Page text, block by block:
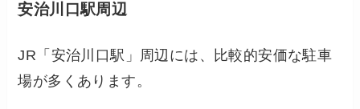
安治川口駅周辺
JR「安治川口駅」周辺には、比較的安価な駐車
場が多くあります。